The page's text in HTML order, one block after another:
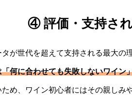
④ 評価・支持さ
が世代を超えて支持される最大の
何に合わせても失敗しないワイン
め、ワイン初心者にはその親しみ